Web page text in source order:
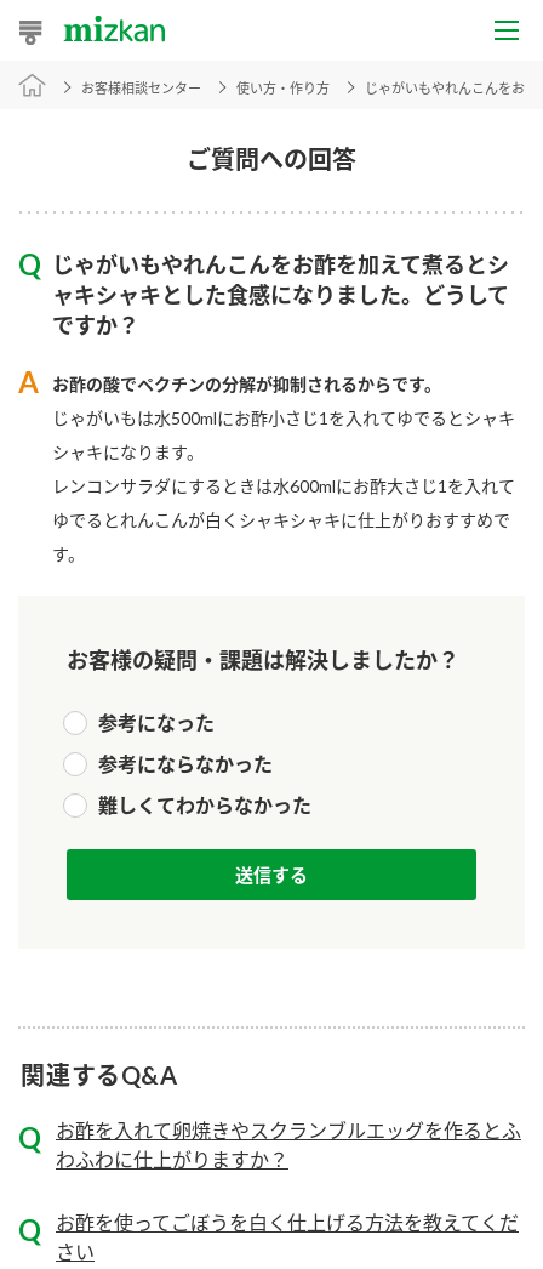
おうちレシピ
レシピ特集
レシピカテゴリ一覧
商品からレシピを探す
商品情報
商品カテゴリ
みりん風・料理酒 鍋用調味料
つゆ
スープ
クイック調味料 レモン果汁
新商品一覧
ブランド・スペシャルサイト トップ
商品ブランドサイト
Fibee（ファイビー）
くらしプラ酢
カンタン酢
ぽん酢
かおりの蔵
鍋なび
PIN印
国内事業概要
ミツカンの歴史
環境への取り組み
ZENB initiative
MIM（ミツカンミュージアム）
採用情報
ニュースリリース
お客様の声をいかしました
ご質問への回答
お客様相談センター 使い方・作り方 じゃがいもやれんこんをお
じゃがいもやれんこんをお酢を加えて煮るとシ
ャキシャキとした食感になりました。どうして
ですか？
お酢の酸でペクチンの分解が抑制されるからです。
じゃがいもは水500mlにお酢小さじ1を入れてゆでるとシャキ
シャキになります。
レンコンサラダにするときは水600mlにお酢大さじ1を入れて
ゆでるとれんこんが白くシャキシャキに仕上がりおすすめで
す。
お客様の疑問・課題は解決しましたか？
参考になった
参考にならなかった
難しくてわからなかった
関連するQ&A
お酢を入れて卵焼きやスクランブルエッグを作るとふ
わふわに仕上がりますか？
お酢を使ってごぼうを白く仕上げる方法を教えてくだ
さい